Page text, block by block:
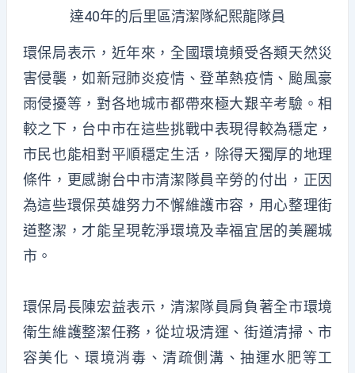
達40年的后里區清潔隊紀熙龍隊員
環保局表示，近年來，全國環境頻受各類天然災
害侵襲，如新冠肺炎疫情、登革熱疫情、颱風豪
雨侵擾等，對各地城市都帶來極大艱辛考驗。相
較之下，台中市在這些挑戰中表現得較為穩定，
市民也能相對平順穩定生活，除得天獨厚的地理
條件，更感謝台中市清潔隊員辛勞的付出，正因
為這些環保英雄努力不懈維護市容，用心整理街
道整潔，才能呈現乾淨環境及幸福宜居的美麗城
市。
環保局長陳宏益表示，清潔隊員肩負著全市環境
衛生維護整潔任務，從垃圾清運、街道清掃、市
容美化、環境消毒、清疏側溝、抽運水肥等工